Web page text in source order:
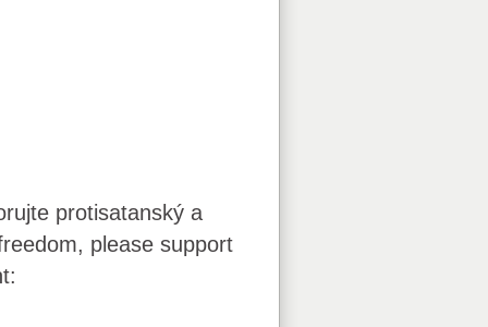
protisatanský a
please support